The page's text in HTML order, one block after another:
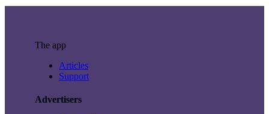
The app
Articles
Support
Advertisers